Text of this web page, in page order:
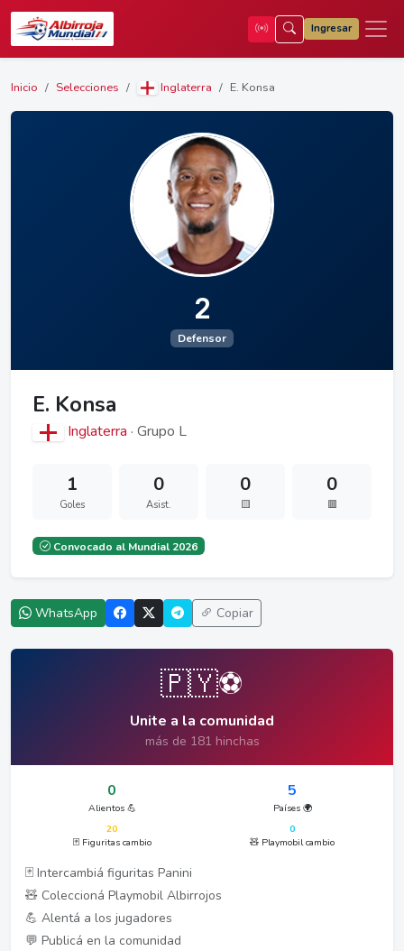
Ingresar
Inicio Selecciones Inglaterra E. Konsa
2
Defensor
E. Konsa
Inglaterra · Grupo L
1
Goles
0
Asist.
0
🟨
0
🟥
Convocado al Mundial 2026
WhatsApp Copiar
🇵🇾⚽
Unite a la comunidad
más de 181 hinchas
0
Alientos 💪
5
Países 🌍
20
🃏 Figuritas cambio
0
🧸 Playmobil cambio
🃏 Intercambiá figuritas Panini
🧸 Coleccioná Playmobil Albirrojos
💪 Alentá a los jugadores
💬 Publicá en la comunidad